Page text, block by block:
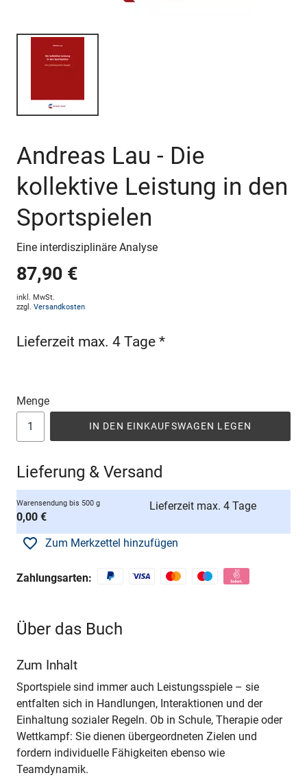
Andreas Lau - Die
kollektive Leistung in den
Sportspielen
Eine interdisziplinäre Analyse
87,90 €
inkl. MwSt.
zzgl. Versandkosten
Lieferzeit max. 4 Tage *
Menge
IN DEN EINKAUFSWAGEN LEGEN
Lieferung & Versand
Warensendung bis 500 g
0,00 €
Lieferzeit max. 4 Tage
Zum Merkzettel hinzufügen
Zahlungsarten:
Über das Buch
Zum Inhalt
Sportspiele sind immer auch Leistungsspiele – sie
entfalten sich in Handlungen, Interaktionen und der
Einhaltung sozialer Regeln. Ob in Schule, Therapie oder
Wettkampf: Sie dienen übergeordneten Zielen und
fordern individuelle Fähigkeiten ebenso wie
Teamdynamik.